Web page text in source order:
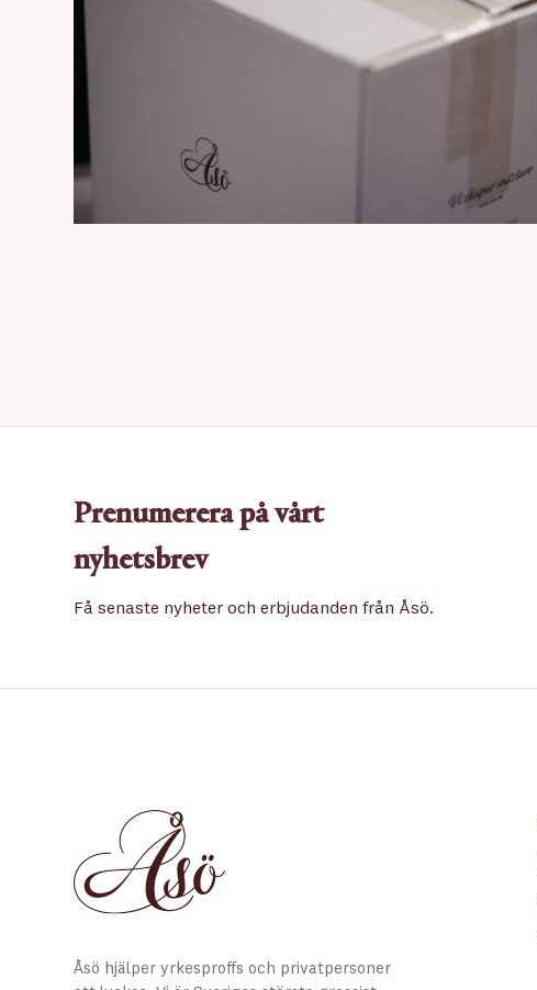
Prenumerera på vårt
nyhetsbrev
Få senaste nyheter och erbjudanden från Åsö.
Åsö hjälper yrkesproffs och privatpersoner